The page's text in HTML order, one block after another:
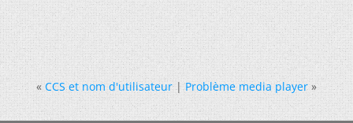
« CCS et nom d'utilisateur|Problème media player »